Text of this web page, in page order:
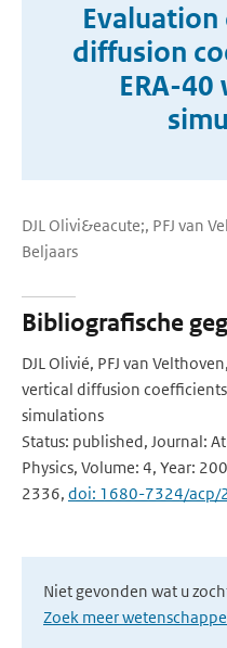
diffusion
ERA-40
DJL Olivi&eacute;, PFJ van
Beljaars
Bibliografische
DJL Olivié, PFJ van
vertical diffusion
simulations
Status: published, Journal:
Physics, Volume: 4, Year:
2336, doi: 1680-7324/
Niet gevonden wat u
Zoek meer